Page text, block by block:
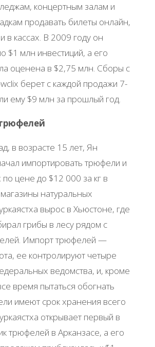
концертным залам и
продавать билеты онлайн,
в кассах. В 2009 году он
$1 млн инвестиций, а его
оценена в $2,75 млн. Сборы с
берет с каждой продажи 7-
ему $9 млн за прошлый год.
в возрасте 15 лет, Ян
импортировать трюфели и
по цене до $12 000 за кг в
натуральных
вырос в Хьюстоне, где
грибы в лесу рядом с
Импорт трюфелей —
ее контролируют четыре
ведомства, и, кроме
время пытаться обогнать
имеют срок хранения всего
открывает первый в
трюфелей в Арканзасе, а его